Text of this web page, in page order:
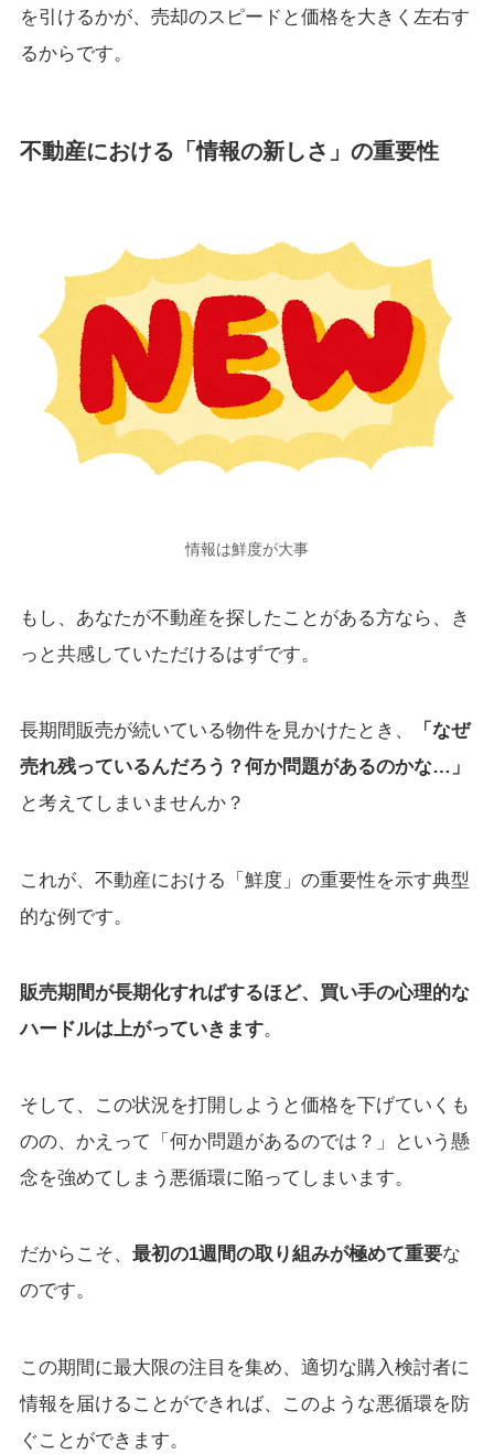
を引けるかが、売却のスピードと価格を大きく左右す
るからです。
不動産における「情報の新しさ」の重要性
情報は鮮度が大事
もし、あなたが不動産を探したことがある方なら、き
っと共感していただけるはずです。
長期間販売が続いている物件を見かけたとき、
「なぜ
売れ残っているんだろう？何か問題があるのかな…」
と考えてしまいませんか？
これが、不動産における「鮮度」の重要性を示す典型
的な例です。
販売期間が長期化すればするほど、買い手の心理的な
ハードルは上がっていきます。
そして、この状況を打開しようと価格を下げていくも
のの、かえって「何か問題があるのでは？」という懸
念を強めてしまう悪循環に陥ってしまいます。
だからこそ、 最初の1週間の取り組みが極めて重要な
のです。
この期間に最大限の注目を集め、適切な購入検討者に
情報を届けることができれば、このような悪循環を防
ぐことができます。